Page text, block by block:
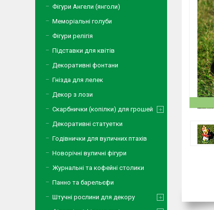
Фігури Ангели (янголи)
Меморіальні голуби
Фігури релігія
Підставки для квітів
Декоративні фонтани
Гнізда для лелек
Декор з лози
Скарбнички (копілки) для грошей
Декоративні статуетки
Годівнички для вуличних птахів
Новорічні вуличні фігури
Журнальні та кофейні столики
Панно та барельєфи
Штучні рослини для декору